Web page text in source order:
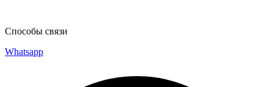
Способы связи
Whatsapp